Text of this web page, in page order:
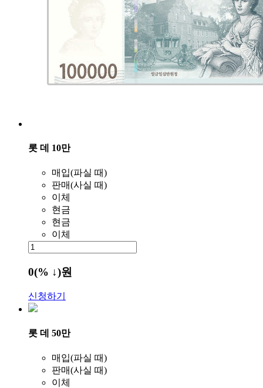
롯 데 10만
매입(파실 때)
판매(사실 때)
이체
현금
현금
이체
0(% ↓)원
신청하기
롯 데 50만
매입(파실 때)
판매(사실 때)
이체